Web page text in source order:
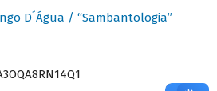
D´Água / “Sambantologia”